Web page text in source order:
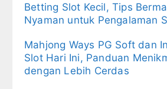
Betting Slot Kecil, Tips
Nyaman untuk Pengalaman
Mahjong Ways PG Soft dan
Slot Hari Ini, Panduan
dengan Lebih Cerdas